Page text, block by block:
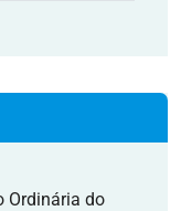
Ordinária do